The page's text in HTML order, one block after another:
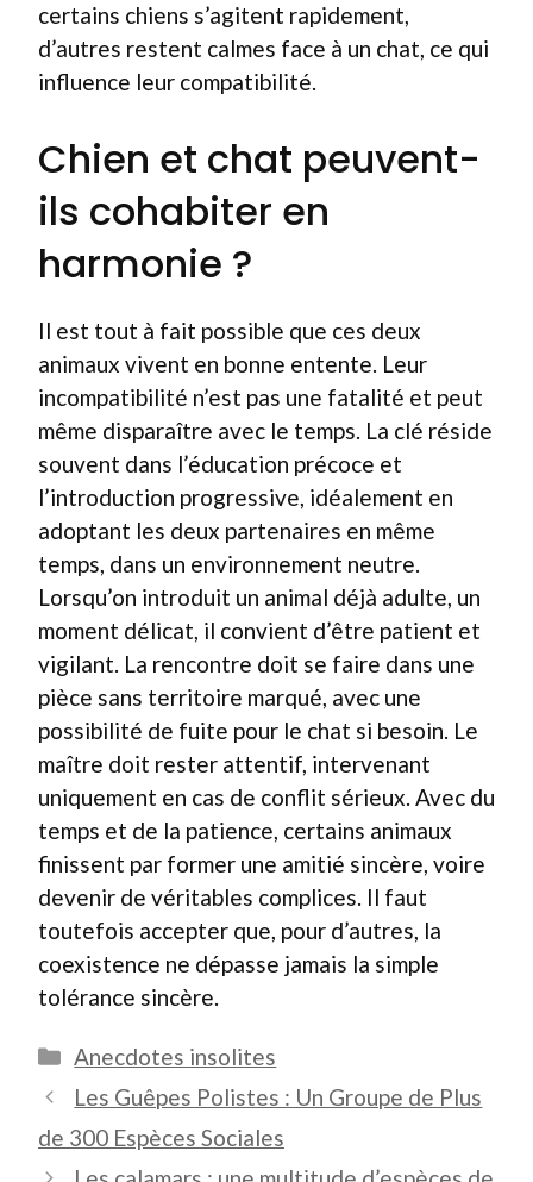
certains chiens s’agitent rapidement,
d’autres restent calmes face à un chat, ce qui
influence leur compatibilité.
Chien et chat peuvent-
ils cohabiter en
harmonie ?
Il est tout à fait possible que ces deux
animaux vivent en bonne entente. Leur
incompatibilité n’est pas une fatalité et peut
même disparaître avec le temps. La clé réside
souvent dans l’éducation précoce et
l’introduction progressive, idéalement en
adoptant les deux partenaires en même
temps, dans un environnement neutre.
Lorsqu’on introduit un animal déjà adulte, un
moment délicat, il convient d’être patient et
vigilant. La rencontre doit se faire dans une
pièce sans territoire marqué, avec une
possibilité de fuite pour le chat si besoin. Le
maître doit rester attentif, intervenant
uniquement en cas de conflit sérieux. Avec du
temps et de la patience, certains animaux
finissent par former une amitié sincère, voire
devenir de véritables complices. Il faut
toutefois accepter que, pour d’autres, la
coexistence ne dépasse jamais la simple
tolérance sincère.
Catégories
Anecdotes insolites
Les Guêpes Polistes : Un Groupe de Plus
de 300 Espèces Sociales